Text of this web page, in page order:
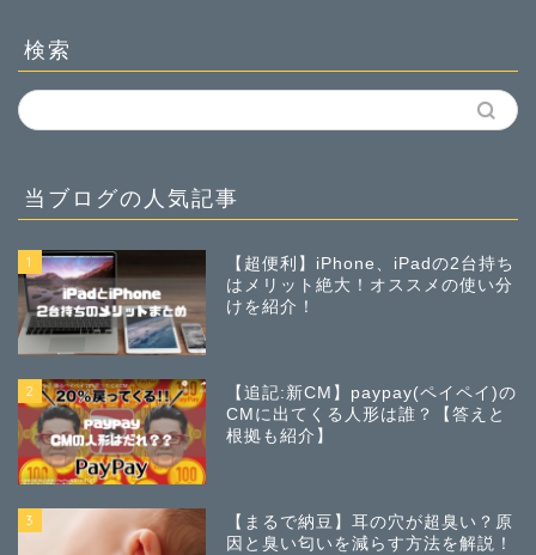
検索
当ブログの人気記事
1
【超便利】iPhone、iPadの2台持ち
はメリット絶大！オススメの使い分
けを紹介！
2
【追記:新CM】paypay(ペイペイ)の
CMに出てくる人形は誰？【答えと
根拠も紹介】
3
【まるで納豆】耳の穴が超臭い？原
因と臭い匂いを減らす方法を解説！